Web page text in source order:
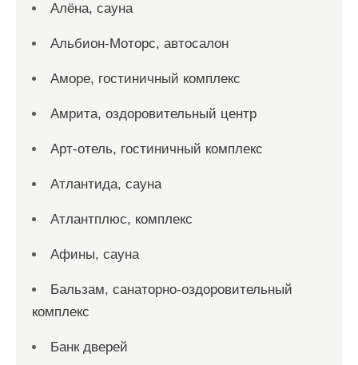
Алёна, сауна
Альбион-Моторс, автосалон
Аморе, гостиничный комплекс
Амрита, оздоровительный центр
Арт-отель, гостиничный комплекс
Атлантида, сауна
Атлантплюс, комплекс
Афины, сауна
Бальзам, санаторно-оздоровительный
комплекс
Банк дверей